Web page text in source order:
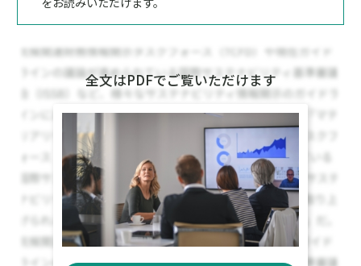
全文はPDFでご覧いただけます